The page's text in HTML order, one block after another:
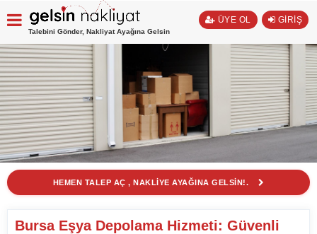
Talebini Gönder, Nakliyat Ayağına Gelsin
ÜYE OL GİRİŞ
HEMEN TALEP AÇ , NAKLİYE AYAĞINA GELSİN!.
Bursa Eşya Depolama Hizmeti: Güvenli